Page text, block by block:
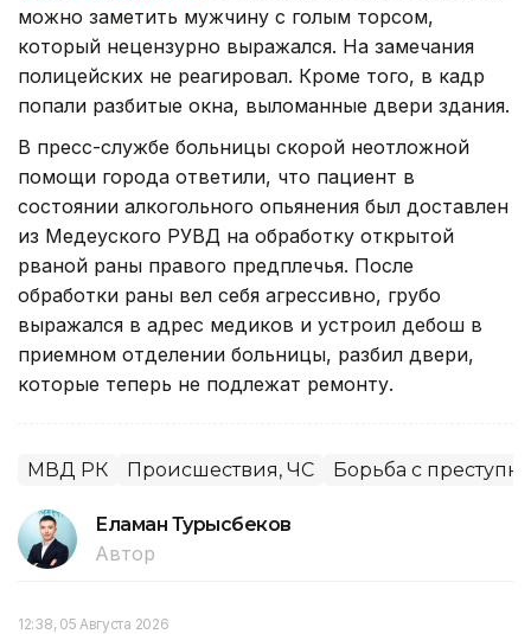
можно заметить мужчину с голым торсом,
который нецензурно выражался. На замечания
полицейских не реагировал. Кроме того, в кадр
попали разбитые окна, выломанные двери здания.
В пресс-службе больницы скорой неотложной
помощи города ответили, что пациент в
состоянии алкогольного опьянения был доставлен
из Медеуского РУВД на обработку открытой
рваной раны правого предплечья. После
обработки раны вел себя агрессивно, грубо
выражался в адрес медиков и устроил дебош в
приемном отделении больницы, разбил двери,
которые теперь не подлежат ремонту.
МВД РК Происшествия, ЧС Борьба с
Еламан Турысбеков
Автор
12:38, 05 Августа 2026